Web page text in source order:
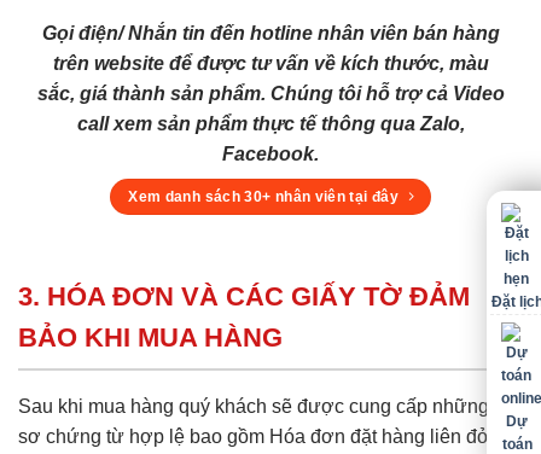
Gọi điện/ Nhắn tin đến hotline nhân viên bán hàng
trên website để được tư vấn về kích thước, màu
sắc, giá thành sản phẩm. Chúng tôi hỗ trợ cả Video
call xem sản phẩm thực tế thông qua Zalo,
Facebook.
Xem danh sách 30+ nhân viên tại đây
3. HÓA ĐƠN VÀ CÁC GIẤY TỜ ĐẢM
BẢO KHI MUA HÀNG
Sau khi mua hàng quý khách sẽ được cung cấp những hồ
sơ chứng từ hợp lệ bao gồm Hóa đơn đặt hàng liên đỏ,
Đặt
Dự
toán